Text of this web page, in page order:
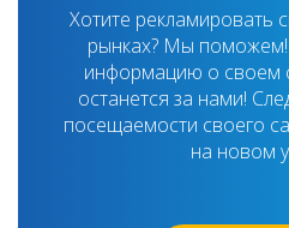
Хотите рекламировать
рынках? Мы
информацию о своем
останется за нами!
посещаемости своего
на новом